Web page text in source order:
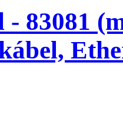
83081